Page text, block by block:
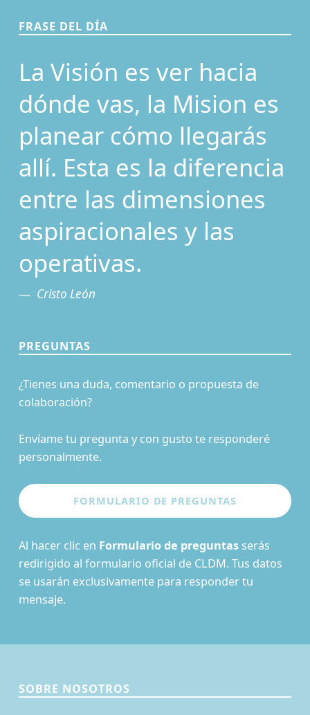
FRASE DEL DÍA
La Visión es ver hacia
dónde vas, la Mision es
planear cómo llegarás
allí. Esta es la diferencia
entre las dimensiones
aspiracionales y las
operativas.
Cristo León
PREGUNTAS
¿Tienes una duda, comentario o propuesta de
colaboración?
Envíame tu pregunta y con gusto te responderé
personalmente.
Al hacer clic en Formulario de preguntasserás
redirigido al formulario oficial de CLDM. Tus datos
se usarán exclusivamente para responder tu
mensaje.
SOBRE NOSOTROS